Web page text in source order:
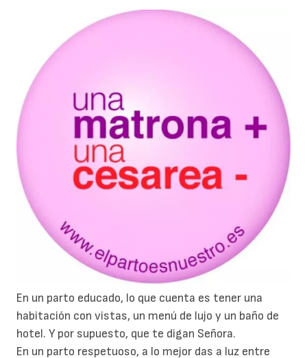
En un parto educado, lo que cuenta es tener una
habitación con vistas, un menú de lujo y un baño de
hotel. Y por supuesto, que te digan Señora.
En un parto respetuoso, a lo mejor das a luz entre